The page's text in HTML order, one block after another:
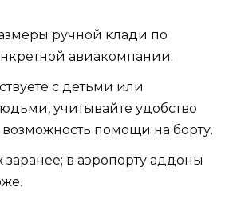
ручной клади по
авиакомпании.
с детьми или
учитывайте удобство
помощи на борту.
заранее; в аэропорту аддоны